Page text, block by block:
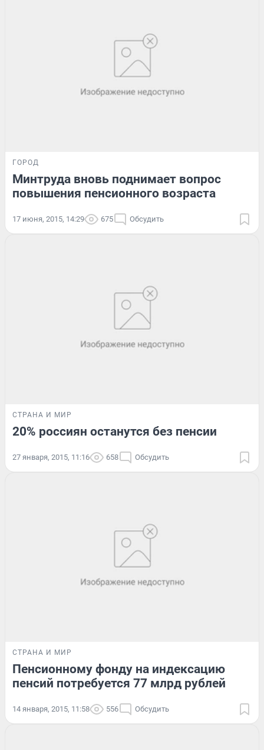
ГОРОД
Минтруда вновь поднимает вопрос
повышения пенсионного возраста
17 июня, 2015, 14:29 675 Обсудить
СТРАНА И МИР
20% россиян останутся без пенсии
27 января, 2015, 11:16 658 Обсудить
СТРАНА И МИР
Пенсионному фонду на индексацию
пенсий потребуется 77 млрд рублей
14 января, 2015, 11:58 556 Обсудить